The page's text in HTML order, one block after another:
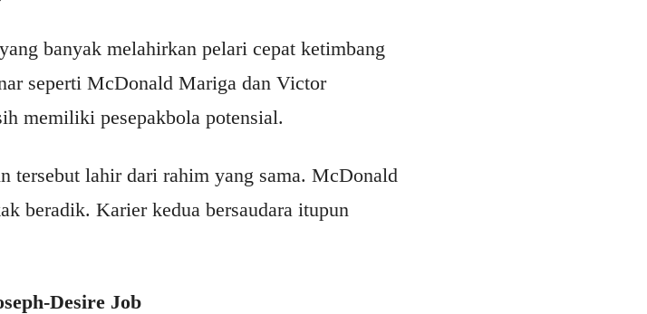
banyak melahirkan pelari cepat ketimbang
seperti McDonald Mariga dan Victor
memiliki pesepakbola potensial.
tersebut lahir dari rahim yang sama. McDonald
beradik. Karier kedua bersaudara itupun
Desire Job